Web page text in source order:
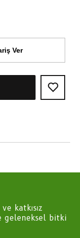
Ver
katkısız
geleneksel bitki